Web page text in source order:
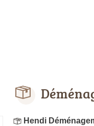
Hendi